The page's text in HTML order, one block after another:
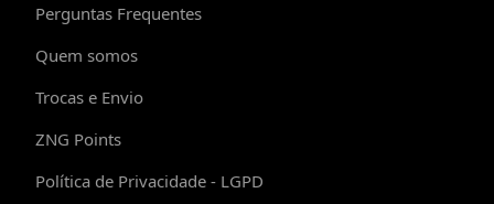
Perguntas Frequentes
Quem somos
Trocas e Envio
ZNG Points
Política de Privacidade - LGPD